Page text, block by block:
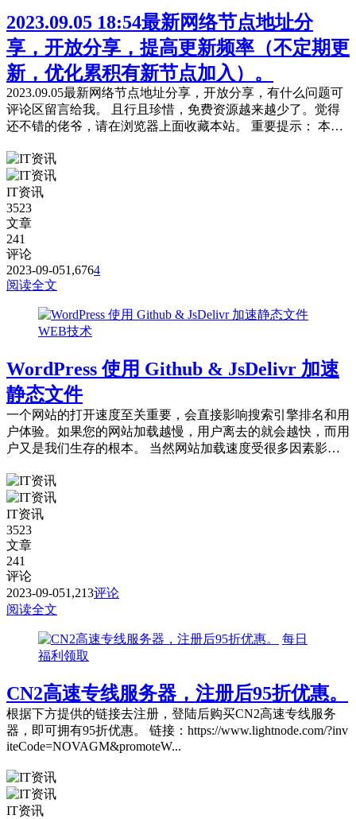
2023.09.05 18:54最新网络节点地址分
享，开放分享，提高更新频率（不定期更
新，优化累积有新节点加入）。
2023.09.05最新网络节点地址分享，开放分享，有什么问题可
评论区留言给我。 且行且珍惜，免费资源越来越少了。觉得
还不错的佬爷，请在浏览器上面收藏本站。 重要提示： 本站
收费版的高速机场节点相提并论，不能奢望太多。 为防止失
联，请下载本站APP进行安装或是收藏本站及备用站点。 常
见问题，统一回复： 第一：注意你自己的网络环境（本地连
接当中的...
IT资讯
3523
文章
241
评论
2023-09-051,6764
阅读全文
WEB技术
WordPress 使用 Github & JsDelivr 加速
静态文件
一个网站的打开速度至关重要，会直接影响搜索引擎排名和用
户体验。如果您的网站加载越慢，用户离去的就会越快，而用
户又是我们生存的根本。 当然网站加载速度受很多因素影
IT资讯
3523
文章
241
评论
2023-09-051,213评论
阅读全文
每日
福利领取
CN2高速专线服务器，注册后95折优惠。
根据下方提供的链接去注册，登陆后购买CN2高速专线服务
器，即可拥有95折优惠。 链接：https://www.lightnode.com/?inv
iteCode=NOVAGM&promoteW...
IT资讯